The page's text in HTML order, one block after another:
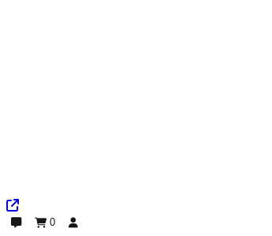
0